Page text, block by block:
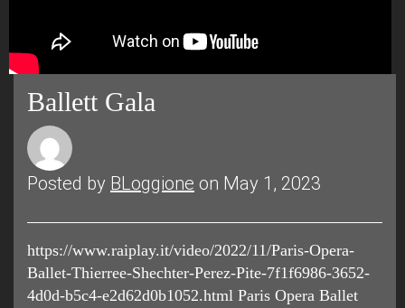
Ballett Gala
Posted by BLoggione on May 1, 2023
https://www.raiplay.it/video/2022/11/Paris-Opera-
Ballet-Thierree-Shechter-Perez-Pite-7f1f6986-3652-
4d0d-b5c4-e2d62d0b1052.html Paris Opera Ballet